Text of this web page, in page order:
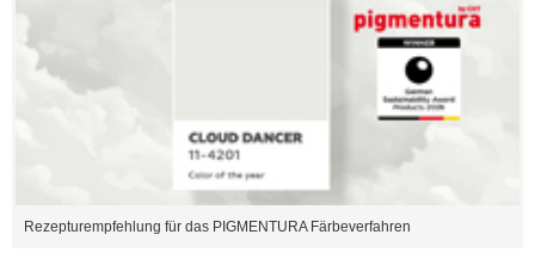
Rezepturempfehlung für das PIGMENTURA Färbeverfahren